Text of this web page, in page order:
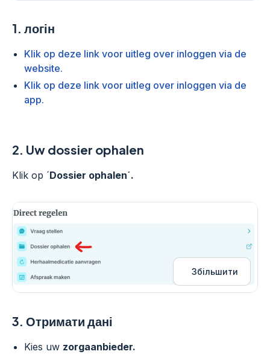
1. логін
Klik op deze link voor uitleg over inloggen via de
website.
Klik op deze link voor uitleg over inloggen via de
app.
2. Uw dossier ophalen
Klik op ´Dossier ophalen´.
Збільшити
3. Отримати дані
Kies uw zorgaanbieder.